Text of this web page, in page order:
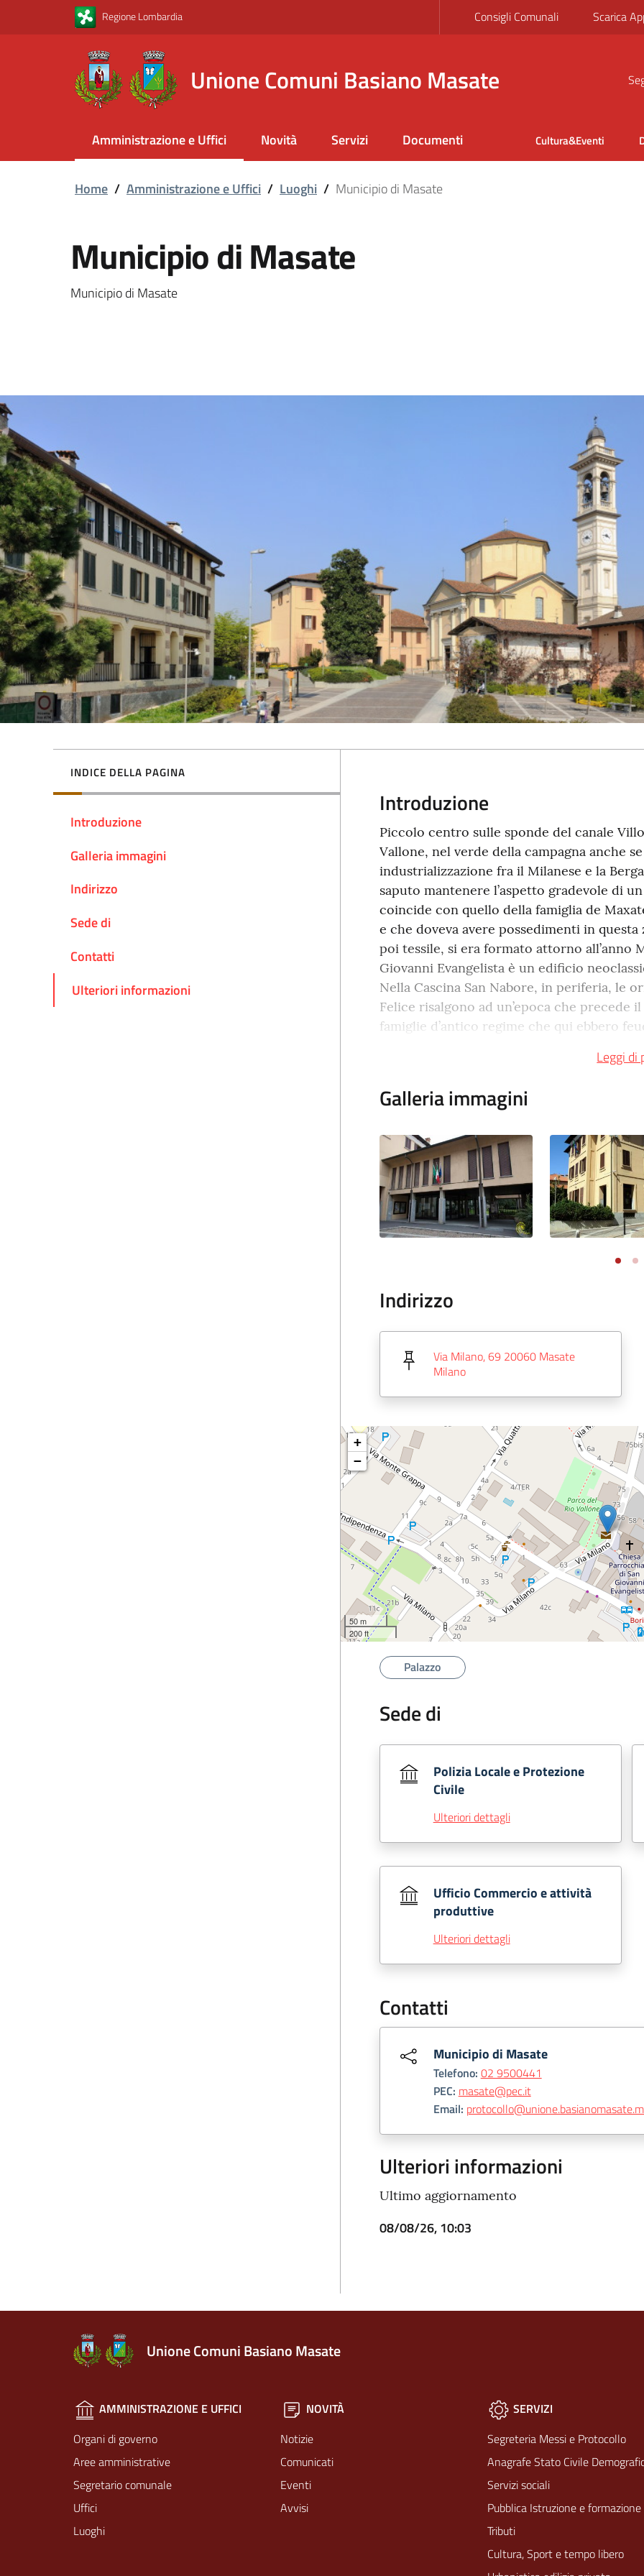
Vai al contenuto principale
Regione Lombardia Consigli Comunali Scarica
Unione Comuni Basiano Masate
Amministrazione e Uffici Novità Servizi Documenti Cultura&Eventi
Home / Amministrazione e Uffici / Luoghi / Municipio di Masate
Municipio di Masate
Municipio di Masate
INDICE DELLA PAGINA
Introduzione
Galleria immagini
Indirizzo
Sede di
Contatti
Ulteriori informazioni
Introduzione
Piccolo centro sulle sponde del canale
Vallone, nel verde della campagna anche
industrializzazione fra il Milanese e la
saputo mantenere l’aspetto gradevole di
coincide con quello della famiglia de
e che doveva avere possedimenti in
poi tessile, si era formato attorno all’anno
Giovanni Evangelista è un edificio
Nella Cascina San Nabore, in periferia, le
Felice risalgono ad un’epoca che precede
famiglie d’antico regime che qui ebbero
sorge in via Milano n. 69, edificato nel
Masate, al secondo piano il comando di
trovano l’Ufficio del Sindaco e la Sala
Leggi di
Galleria immagini
Indirizzo
Via Milano, 69 20060 Masate
Milano
+
−
50 m
200 ft
Palazzo
Sede di
Polizia Locale e Protezione
Civile
Ulteriori dettagli
Ufficio Commercio e attività
produttive
Ulteriori dettagli
Contatti
Municipio di Masate
Telefono: 02 9500441
PEC: masate@pec.it
Email:
Ulteriori informazioni
Ultimo aggiornamento
08/08/26, 10:03
Unione Comuni Basiano Masate
AMMINISTRAZIONE E UFFICI
Organi di governo
Aree amministrative
Segretario comunale
Uffici
Luoghi
NOVITÀ
Notizie
Comunicati
Eventi
Avvisi
SERVIZI
Segreteria Messi e Protocollo
Anagrafe Stato Civile
Servizi sociali
Pubblica Istruzione e formazione
Tributi
Cultura, Sport e tempo libero